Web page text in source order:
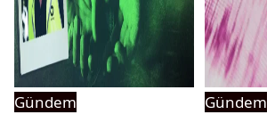
Gündem
Gündem